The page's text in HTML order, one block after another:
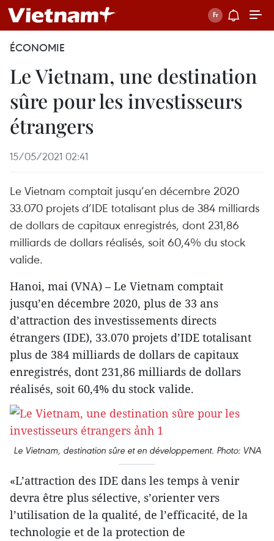
ÉCONOMIE
Le Vietnam, une destination
sûre pour les investisseurs
étrangers
15/05/2021 02:41
Le Vietnam comptait jusqu’en décembre 2020
33.070 projets d’IDE totalisant plus de 384 milliards
de dollars de capitaux enregistrés, dont 231,86
milliards de dollars réalisés, soit 60,4% du stock
valide.
Hanoi, mai (VNA) – Le Vietnam comptait
jusqu’en décembre 2020, plus de 33 ans
d’attraction des investissements directs
étrangers (IDE), 33.070 projets d’IDE totalisant
plus de 384 milliards de dollars de capitaux
enregistrés, dont 231,86 milliards de dollars
réalisés, soit 60,4% du stock valide.
Le Vietnam, destination sûre et en développement. Photo: VNA
«L’attraction des IDE dans les temps à venir
devra être plus sélective, s’orienter vers
l’utilisation de la qualité, de l’efficacité, de la
technologie et de la protection de